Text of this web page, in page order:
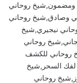
ومضمون,شيخ روحاني
وصادق,شيخ روحاني
نيجيري,شيخ
روحاني
روحاني للكشف
لفك السحر,شيخ
روحاني